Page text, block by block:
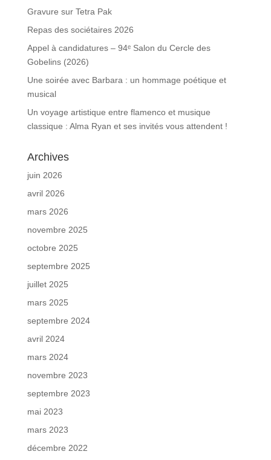
Gravure sur Tetra Pak
Repas des sociétaires 2026
Appel à candidatures – 94ᵉ Salon du Cercle des
Gobelins (2026)
Une soirée avec Barbara : un hommage poétique et
musical
Un voyage artistique entre flamenco et musique
classique : Alma Ryan et ses invités vous attendent !
Archives
juin 2026
avril 2026
mars 2026
novembre 2025
octobre 2025
septembre 2025
juillet 2025
mars 2025
septembre 2024
avril 2024
mars 2024
novembre 2023
septembre 2023
mai 2023
mars 2023
décembre 2022